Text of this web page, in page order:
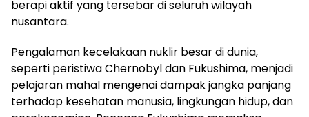
berapi aktif yang tersebar di seluruh wilayah
nusantara.
Pengalaman kecelakaan nuklir besar di dunia,
seperti peristiwa Chernobyl dan Fukushima, menjadi
pelajaran mahal mengenai dampak jangka panjang
terhadap kesehatan manusia, lingkungan hidup, dan